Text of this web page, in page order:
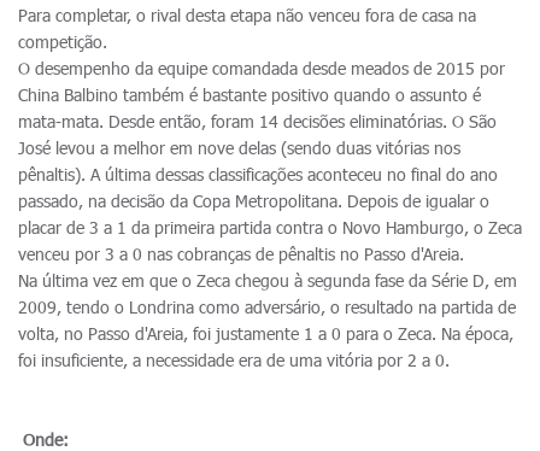
Para completar, o rival desta etapa não venceu fora de casa na
competição.
O desempenho da equipe comandada desde meados de 2015 por
China Balbino também é bastante positivo quando o assunto é
mata-mata. Desde então, foram 14 decisões eliminatórias. O São
José levou a melhor em nove delas (sendo duas vitórias nos
pênaltis). A última dessas classificações aconteceu no final do ano
passado, na decisão da Copa Metropolitana. Depois de igualar o
placar de 3 a 1 da primeira partida contra o Novo Hamburgo, o Zeca
venceu por 3 a 0 nas cobranças de pênaltis no Passo d'Areia.
Na última vez em que o Zeca chegou à segunda fase da Série D, em
2009, tendo o Londrina como adversário, o resultado na partida de
volta, no Passo d'Areia, foi justamente 1 a 0 para o Zeca. Na época,
foi insuficiente, a necessidade era de uma vitória por 2 a 0.
Onde: